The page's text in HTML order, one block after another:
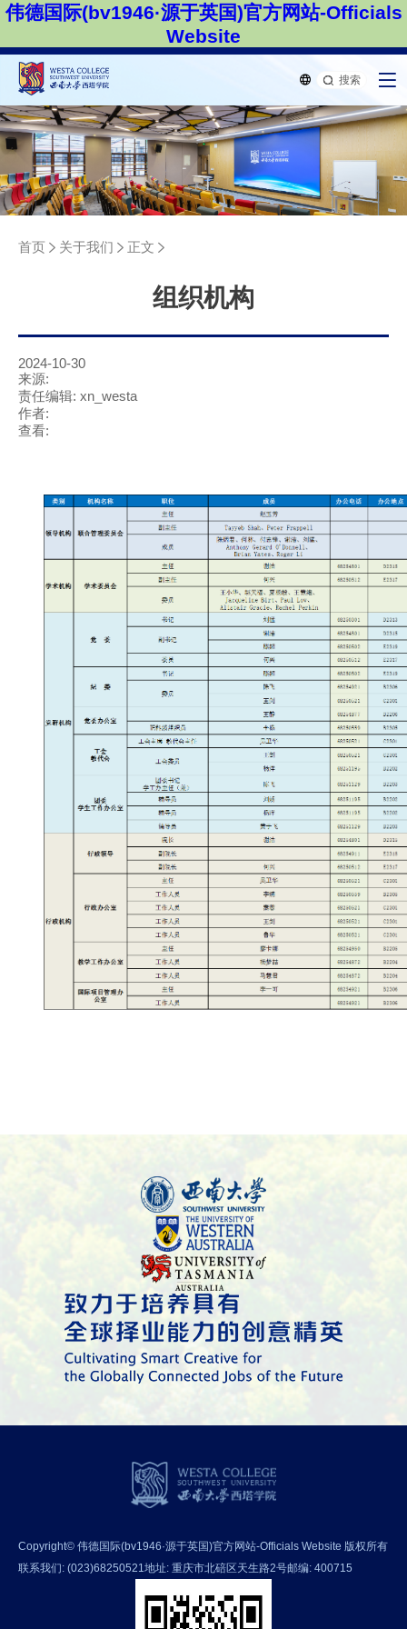
伟德国际(bv1946·源于英国)官方网站-Officials
Website
搜索
首页 关于我们 正文
组织机构
2024-10-30
来源:
责任编辑: xn_westa
作者:
查看:
Copyright© 伟德国际(bv1946·源于英国)官方网站-Officials Website 版权所有
联系我们: (023)68250521地址: 重庆市北碚区天生路2号邮编: 400715